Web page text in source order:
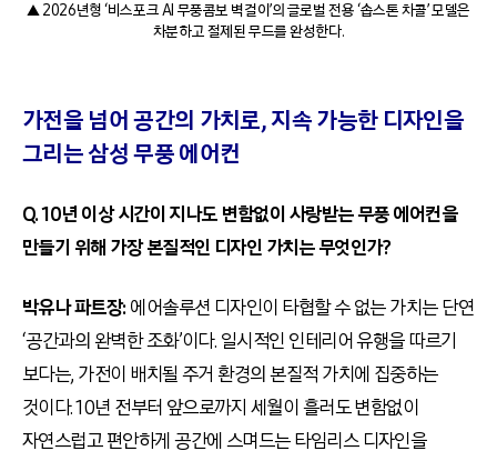
▲ 2026년형 ‘비스포크 AI 무풍콤보 벽걸이’의 글로벌 전용 ‘솝스톤 차콜’ 모델은
차분하고 절제된 무드를 완성한다.
가전을 넘어 공간의 가치로, 지속 가능한 디자인을
그리는 삼성 무풍 에어컨
Q. 10년 이상 시간이 지나도 변함없이 사랑받는 무풍 에어컨을
만들기 위해 가장 본질적인 디자인 가치는 무엇인가?
박유나 파트장:에어솔루션 디자인이 타협할 수 없는 가치는 단연
‘공간과의 완벽한 조화’이다. 일시적인 인테리어 유행을 따르기
보다는, 가전이 배치될 주거 환경의 본질적 가치에 집중하는
것이다. 10년 전부터 앞으로까지 세월이 흘러도 변함없이
자연스럽고 편안하게 공간에 스며드는 타임리스 디자인을